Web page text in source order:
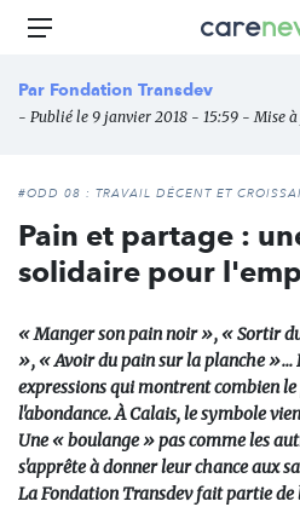
Aller
principal
Carenews,
des
Menu
Par Fondation Transdev
- Publié le 9 janvier 2018 - 15:59 - Mise
#ODD 08 : TRAVAIL DÉCENT ET
Pain et partage :
solidaire pour
« Manger son pain noir », « Sortir
», « Avoir du pain sur la planche »...
expressions qui montrent combien
l'abondance. À Calais, le symbole
Une « boulange » pas comme les
s'apprête à donner leur chance aux
La Fondation Transdev fait partie de